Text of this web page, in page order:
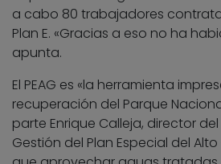
a cabo 80 trabajadores
Plan E. «Gracias a eso no ha
apunta.
El PEAG es «la herramienta
recuperación del Parque
parte Enrique Calleja, director
Gestión del Plan Especial del